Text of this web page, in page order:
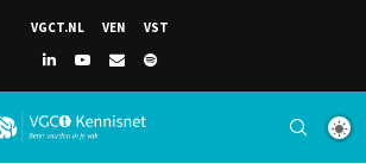
VGCT.NL VEN VST